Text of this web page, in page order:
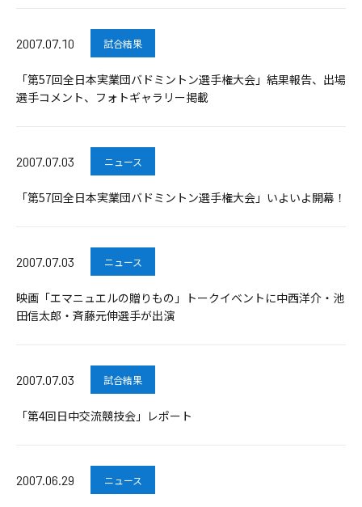
2007.07.10 試合結果
「第57回全日本実業団バドミントン選手権大会」結果報告、出場
選手コメント、フォトギャラリー掲載
2007.07.03 ニュース
「第57回全日本実業団バドミントン選手権大会」いよいよ開幕！
2007.07.03 ニュース
映画「エマニュエルの贈りもの」トークイベントに中西洋介・池
田信太郎・斉藤元伸選手が出演
2007.07.03 試合結果
「第4回日中交流競技会」レポート
2007.06.29 ニュース